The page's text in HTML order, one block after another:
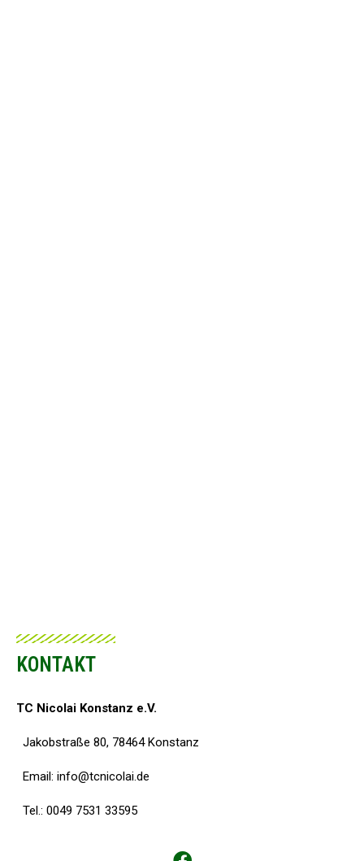
KONTAKT
TC Nicolai Konstanz e.V.
Jakobstraße 80, 78464 Konstanz
Email: info@tcnicolai.de
Tel.: 0049 7531 33595